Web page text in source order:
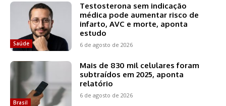
Saúde
Testosterona sem indicação
médica pode aumentar risco de
infarto, AVC e morte, aponta
estudo
6 de agosto de 2026
Brasil
Mais de 830 mil celulares foram
subtraídos em 2025, aponta
relatório
6 de agosto de 2026